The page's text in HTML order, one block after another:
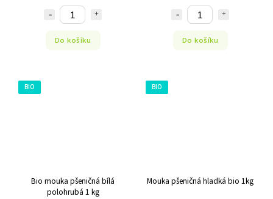
Do košíku Do košíku
BIO
Bio mouka pšeničná bílá
polohrubá 1 kg
BIO
Mouka pšeničná hladká bio 1kg